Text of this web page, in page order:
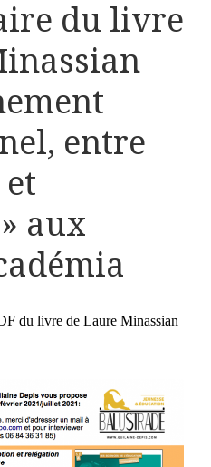
du livre
entre
aux
du livre de Laure Minassian